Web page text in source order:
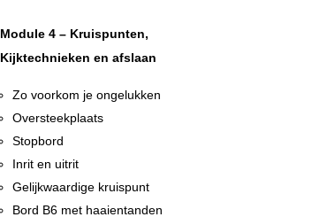
Module 4 – Kruispunten,
Kijktechnieken en afslaan
Zo voorkom je ongelukken
Oversteekplaats
Stopbord
Inrit en uitrit
Gelijkwaardige kruispunt
Bord B6 met haaientanden